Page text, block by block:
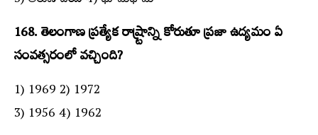
168. తెలంగాణ ప్రత్యేక రాష్ర్టాన్ని కోరుతూ ప్రజా ఉద్యమం ఏ
సంవత్సరంలో వచ్చింది?
1) 1969 2) 1972
3) 1956 4) 1962